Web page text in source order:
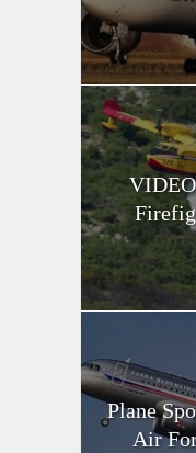
Plane
Air